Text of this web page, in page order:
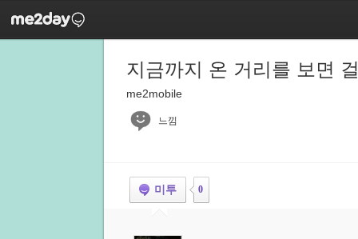
지금까지 온 거리를 보면
me2mobile
느낌
미투 0